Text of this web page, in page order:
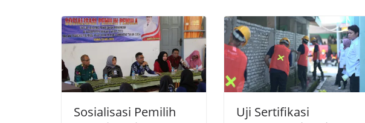
Sosialisasi Pemilih
Uji Sertifikasi